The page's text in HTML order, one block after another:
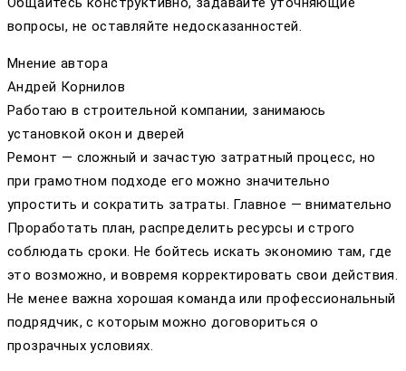
вопросы, не оставляйте недосказанностей.
Мнение автора
Андрей Корнилов
Работаю в строительной компании, занимаюсь
установкой окон и дверей
Ремонт — сложный и зачастую затратный процесс, но
при грамотном подходе его можно значительно
упростить и сократить затраты. Главное — внимательно
Проработать план, распределить ресурсы и строго
соблюдать сроки. Не бойтесь искать экономию там, где
это возможно, и вовремя корректировать свои действия.
Не менее важна хорошая команда или профессиональный
подрядчик, с которым можно договориться о
прозрачных условиях.